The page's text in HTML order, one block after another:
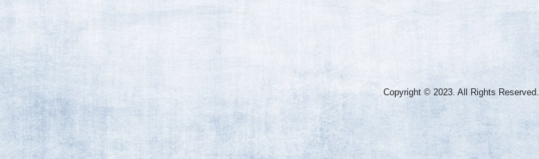
Copyright © 2023. All Rights Reserved.